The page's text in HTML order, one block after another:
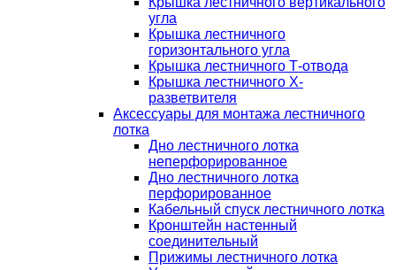
угла
Крышка лестничного
горизонтального угла
Крышка лестничного Т-отвода
Крышка лестничного Х-
разветвителя
Аксессуары для монтажа лестничного
лотка
Дно лестничного лотка
неперфорированное
Дно лестничного лотка
перфорированное
Кабельный спуск лестничного лотка
Кронштейн настенный
соединительный
Прижимы лестничного лотка